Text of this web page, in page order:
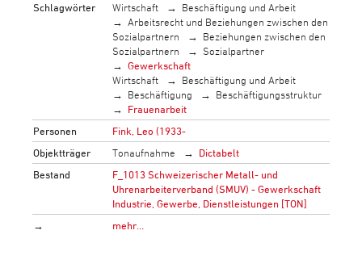
Schlagwörter
Wirtschaft
Beschäftigung und Arbeit
Arbeitsrecht und Beziehungen zwischen den
Sozialpartnern
Beziehungen zwischen den
Sozialpartnern
Sozialpartner
Gewerkschaft
Wirtschaft
Beschäftigung und Arbeit
Beschäftigung
Beschäftigungsstruktur
Frauenarbeit
Personen
Fink, Leo (1933-
Objektträger
Tonaufnahme
Dictabelt
Bestand
F_1013 Schweizerischer Metall- und
Uhrenarbeiterverband (SMUV) - Gewerkschaft
Industrie, Gewerbe, Dienstleistungen [TON]
→
mehr…